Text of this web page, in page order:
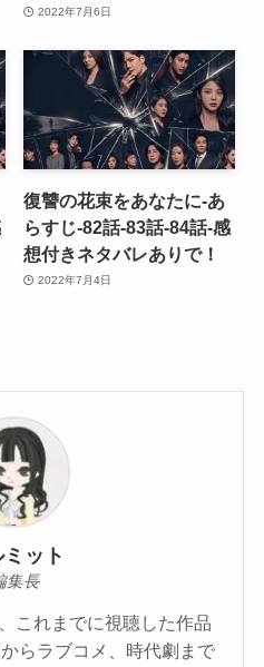
2022年7月6日
復讐の花束をあなたに-あ
らすじ-82話-83話-84話-感
想付きネタバレありで！
2022年7月4日
ット
集長
これまでに視聴した作品
らラブコメ、時代劇まで